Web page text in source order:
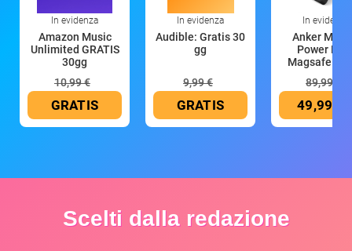
In evidenza
Amazon Music
Unlimited GRATIS
30gg
10,99 €
GRATIS
In evidenza
Audible: Gratis 30
gg
9,99 €
GRATIS
In evidenza
Anker
Power
Magsafe
89,99 €
49,99 €
Scelti dalla redazione